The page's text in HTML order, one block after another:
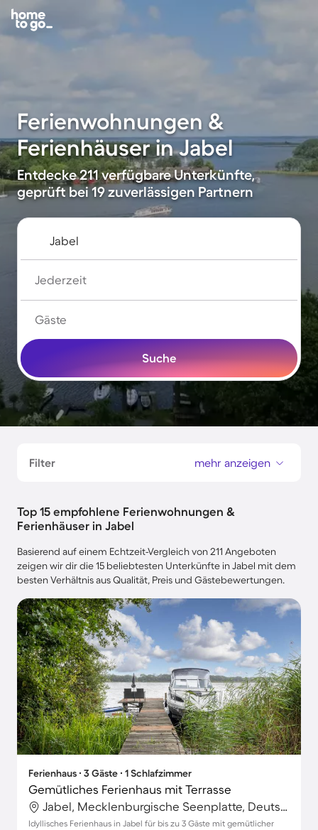
Ferienwohnungen &
Ferienhäuser in Jabel
Entdecke 211 verfügbare Unterkünfte,
geprüft bei 19 zuverlässigen Partnern
Jederzeit
Gäste
Suche
Filter mehr anzeigen
Top 15 empfohlene Ferienwohnungen &
Ferienhäuser in Jabel
Basierend auf einem Echtzeit-Vergleich von 211 Angeboten
zeigen wir dir die 15 beliebtesten Unterkünfte in Jabel mit dem
besten Verhältnis aus Qualität, Preis und Gästebewertungen.
Ferienhaus ∙ 3 Gäste ∙ 1 Schlafzimmer
Gemütliches Ferienhaus mit Terrasse
Jabel, Mecklenburgische Seenplatte, Deutschland
Idyllisches Ferienhaus in Jabel für bis zu 3 Gäste mit gemütlicher